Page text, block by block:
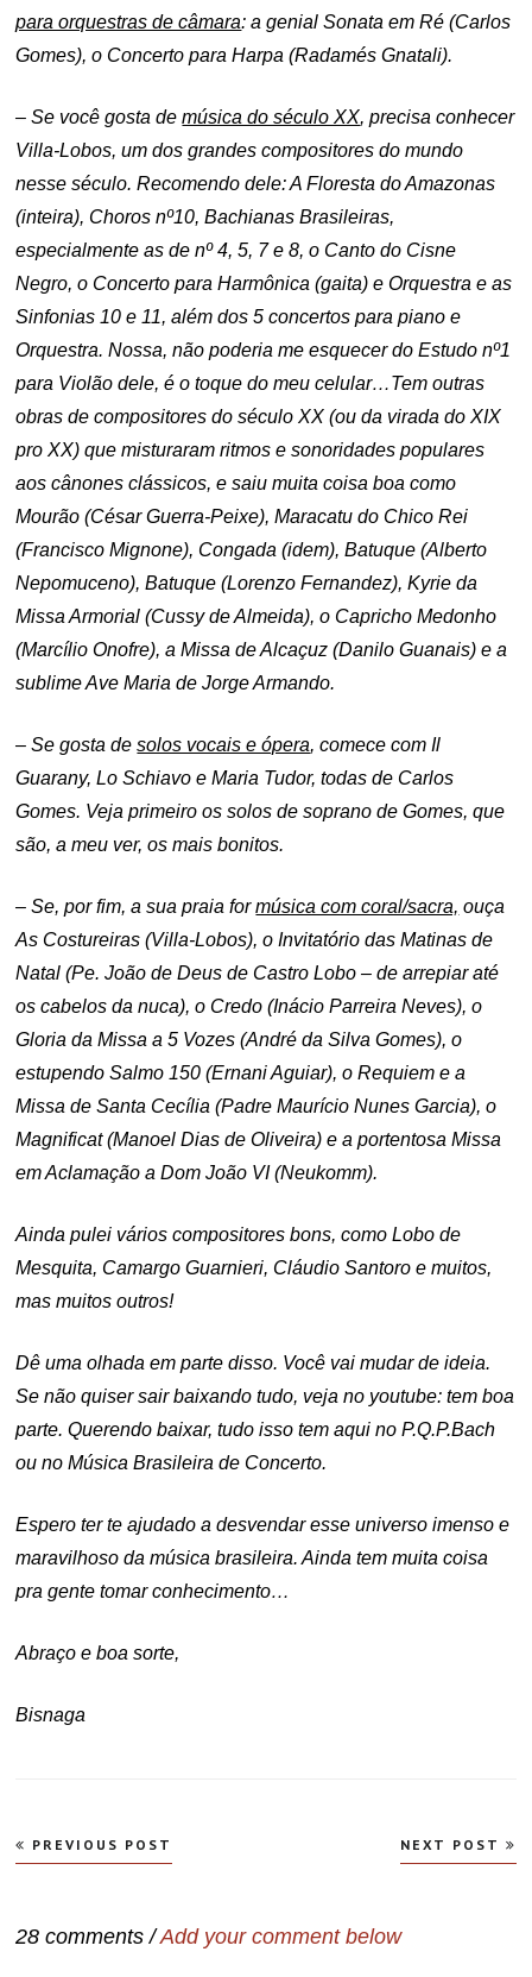
para orquestras de câmara: a genial Sonata em Ré (Carlos
Gomes), o Concerto para Harpa (Radamés Gnatali).
– Se você gosta demúsica do século XX, precisa conhecer
Villa-Lobos, um dos grandes compositores do mundo
nesse século. Recomendo dele: A Floresta do Amazonas
(inteira), Choros nº10, Bachianas Brasileiras,
especialmente as de nº 4, 5, 7 e 8, o Canto do Cisne
Negro, o Concerto para Harmônica (gaita) e Orquestra e as
Sinfonias 10 e 11, além dos 5 concertos para piano e
Orquestra. Nossa, não poderia me esquecer do Estudo nº1
para Violão dele, é o toque do meu celular…Tem outras
obras de compositores do século XX (ou da virada do XIX
pro XX) que misturaram ritmos e sonoridades populares
aos cânones clássicos, e saiu muita coisa boa como
Mourão (César Guerra-Peixe), Maracatu do Chico Rei
(Francisco Mignone), Congada (idem), Batuque (Alberto
Nepomuceno), Batuque (Lorenzo Fernandez), Kyrie da
Missa Armorial (Cussy de Almeida), o Capricho Medonho
(Marcílio Onofre), a Missa de Alcaçuz (Danilo Guanais) e a
sublime Ave Maria de Jorge Armando.
– Se gosta desolos vocais e ópera, comece com Il
Guarany, Lo Schiavo e Maria Tudor, todas de Carlos
Gomes. Veja primeiro os solos de soprano de Gomes, que
são, a meu ver, os mais bonitos.
– Se, por fim, a sua praia formúsica com coral/sacra, ouça
As Costureiras (Villa-Lobos), o Invitatório das Matinas de
Natal (Pe. João de Deus de Castro Lobo – de arrepiar até
os cabelos da nuca), o Credo (Inácio Parreira Neves), o
Gloria da Missa a 5 Vozes (André da Silva Gomes), o
estupendo Salmo 150 (Ernani Aguiar), o Requiem e a
Missa de Santa Cecília (Padre Maurício Nunes Garcia), o
Magnificat (Manoel Dias de Oliveira) e a portentosa Missa
em Aclamação a Dom João VI (Neukomm).
Ainda pulei vários compositores bons, como Lobo de
Mesquita, Camargo Guarnieri, Cláudio Santoro e muitos,
mas muitos outros!
Dê uma olhada em parte disso. Você vai mudar de ideia.
Se não quiser sair baixando tudo, veja no youtube: tem boa
parte. Querendo baixar, tudo isso tem aqui no P.Q.P.Bach
ou no Música Brasileira de Concerto.
Espero ter te ajudado a desvendar esse universo imenso e
maravilhoso da música brasileira. Ainda tem muita coisa
pra gente tomar conhecimento…
Abraço e boa sorte,
Bisnaga
Navegação
de
PREVIOUS POST NEXT POST
28 comments /Add your comment below